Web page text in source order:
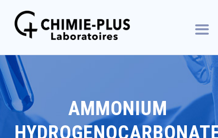
AMMONIUM